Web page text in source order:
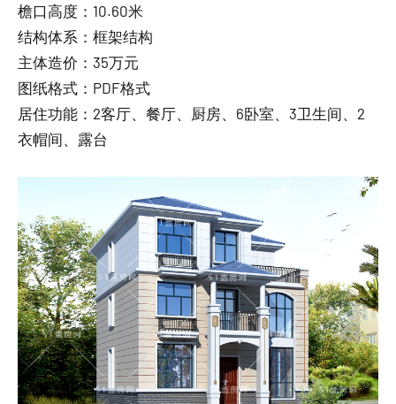
檐口高度：10.60米
结构体系：框架结构
主体造价：35万元
图纸格式：PDF格式
居住功能：2客厅、餐厅、厨房、6卧室、3卫生间、2
衣帽间、露台